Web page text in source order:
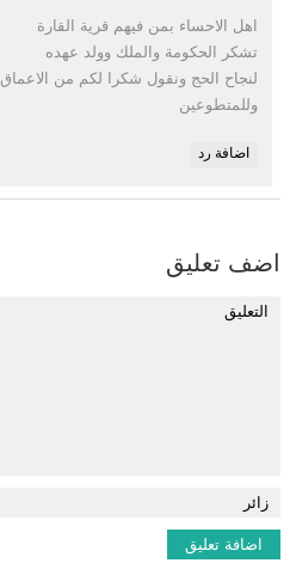
اهل الاحساء بمن فيهم قرية القارة
تشكر الحكومة والملك وولد عهده
لنجاح الحج ونقول شكرا لكم من الاعماق
وللمتطوعين
اضافة رد
اضف تعليق